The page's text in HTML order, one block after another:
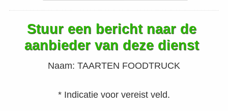
Stuur een bericht naar de
aanbieder van deze dienst
Naam: TAARTEN FOODTRUCK
* Indicatie voor vereist veld.